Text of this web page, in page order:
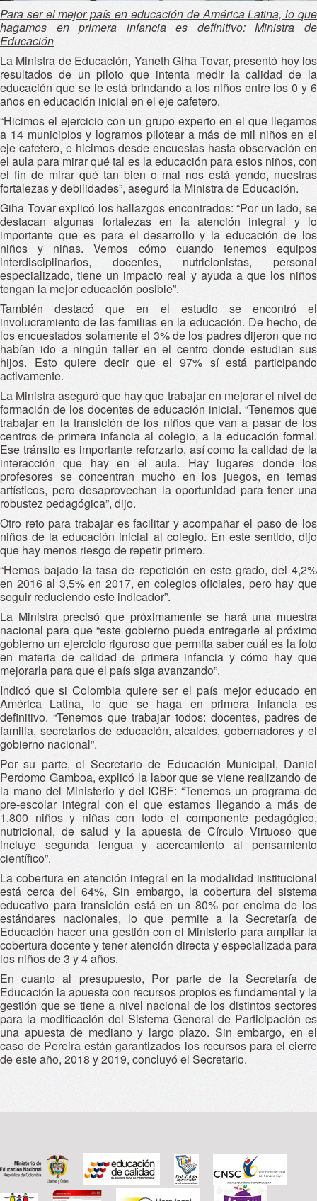
Para ser el mejor país en educación de América Latina, lo que
hagamos en primera infancia es definitivo: Ministra de
Educación
La Ministra de Educación, Yaneth Giha Tovar, presentó hoy los
resultados de un piloto que intenta medir la calidad de la
educación que se le está brindando a los niños entre los 0 y 6
años en educación inicial en el eje cafetero.
“Hicimos el ejercicio con un grupo experto en el que llegamos
a 14 municipios y logramos pilotear a más de mil niños en el
eje cafetero, e hicimos desde encuestas hasta observación en
el aula para mirar qué tal es la educación para estos niños, con
el fin de mirar qué tan bien o mal nos está yendo, nuestras
fortalezas y debilidades”, aseguró la Ministra de Educación.
Giha Tovar explicó los hallazgos encontrados: “Por un lado, se
destacan algunas fortalezas en la atención integral y lo
importante que es para el desarrollo y la educación de los
niños y niñas. Vemos cómo cuando tenemos equipos
interdisciplinarios, docentes, nutricionistas, personal
especializado, tiene un impacto real y ayuda a que los niños
tengan la mejor educación posible”.
También destacó que en el estudio se encontró el
involucramiento de las familias en la educación. De hecho, de
los encuestados solamente el 3% de los padres dijeron que no
habían ido a ningún taller en el centro donde estudian sus
hijos. Esto quiere decir que el 97% sí está participando
activamente.
La Ministra aseguró que hay que trabajar en mejorar el nivel de
formación de los docentes de educación inicial. “Tenemos que
trabajar en la transición de los niños que van a pasar de los
centros de primera infancia al colegio, a la educación formal.
Ese tránsito es importante reforzarlo, así como la calidad de la
interacción que hay en el aula. Hay lugares donde los
profesores se concentran mucho en los juegos, en temas
artísticos, pero desaprovechan la oportunidad para tener una
robustez pedagógica”, dijo.
Otro reto para trabajar es facilitar y acompañar el paso de los
niños de la educación inicial al colegio. En este sentido, dijo
que hay menos riesgo de repetir primero.
“Hemos bajado la tasa de repetición en este grado, del 4,2%
en 2016 al 3,5% en 2017, en colegios oficiales, pero hay que
seguir reduciendo este indicador”.
La Ministra precisó que próximamente se hará una muestra
nacional para que “este gobierno pueda entregarle al próximo
gobierno un ejercicio riguroso que permita saber cuál es la foto
en materia de calidad de primera infancia y cómo hay que
mejorarla para que el país siga avanzando”.
Indicó que si Colombia quiere ser el país mejor educado en
América Latina, lo que se haga en primera infancia es
definitivo. “Tenemos que trabajar todos: docentes, padres de
familia, secretarios de educación, alcaldes, gobernadores y el
gobierno nacional”.
Por su parte, el Secretario de Educación Municipal, Daniel
Perdomo Gamboa, explicó la labor que se viene realizando de
la mano del Ministerio y del ICBF: “Tenemos un programa de
pre-escolar integral con el que estamos llegando a más de
1.800 niños y niñas con todo el componente pedagógico,
nutricional, de salud y la apuesta de Círculo Virtuoso que
incluye segunda lengua y acercamiento al pensamiento
científico”.
La cobertura en atención integral en la modalidad institucional
está cerca del 64%, Sin embargo, la cobertura del sistema
educativo para transición está en un 80% por encima de los
estándares nacionales, lo que permite a la Secretaría de
Educación hacer una gestión con el Ministerio para ampliar la
cobertura docente y tener atención directa y especializada para
los niños de 3 y 4 años.
En cuanto al presupuesto, Por parte de la Secretaría de
Educación la apuesta con recursos propios es fundamental y la
gestión que se tiene a nivel nacional de los distintos sectores
para la modificación del Sistema General de Participación es
una apuesta de mediano y largo plazo. Sin embargo, en el
caso de Pereira están garantizados los recursos para el cierre
de este año, 2018 y 2019, concluyó el Secretario.